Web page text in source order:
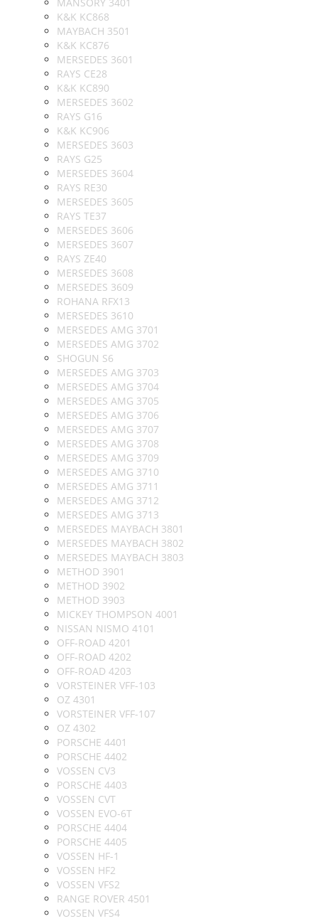
K&K KC868
MAYBACH 3501
K&K KC876
MERSEDES 3601
RAYS CE28
K&K KC890
MERSEDES 3602
RAYS G16
K&K KC906
MERSEDES 3603
RAYS G25
MERSEDES 3604
RAYS RE30
MERSEDES 3605
RAYS TE37
MERSEDES 3606
MERSEDES 3607
RAYS ZE40
MERSEDES 3608
MERSEDES 3609
ROHANA RFX13
MERSEDES 3610
MERSEDES AMG 3701
MERSEDES AMG 3702
SHOGUN S6
MERSEDES AMG 3703
MERSEDES AMG 3704
MERSEDES AMG 3705
MERSEDES AMG 3706
MERSEDES AMG 3707
MERSEDES AMG 3708
MERSEDES AMG 3709
MERSEDES AMG 3710
MERSEDES AMG 3711
MERSEDES AMG 3712
MERSEDES AMG 3713
MERSEDES MAYBACH 3801
MERSEDES MAYBACH 3802
MERSEDES MAYBACH 3803
METHOD 3901
METHOD 3902
METHOD 3903
MICKEY THOMPSON 4001
NISSAN NISMO 4101
OFF-ROAD 4201
OFF-ROAD 4202
OFF-ROAD 4203
VORSTEINER VFF-103
OZ 4301
VORSTEINER VFF-107
OZ 4302
PORSCHE 4401
PORSCHE 4402
VOSSEN CV3
PORSCHE 4403
VOSSEN CVT
VOSSEN EVO-6T
PORSCHE 4404
PORSCHE 4405
VOSSEN HF-1
VOSSEN HF2
VOSSEN VFS2
RANGE ROVER 4501
VOSSEN VFS4